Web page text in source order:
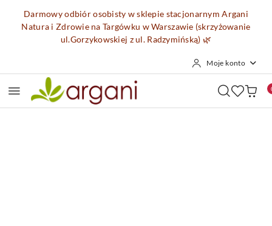
Przejdź do treści głównej
Przejdź do wyszukiwarki
Przejdź do moje konto
Przejdź do menu głównego
Przejdź do opisu produktu
Przejdź do stopki
Darmowy odbiór osobisty w sklepie stacjonarnym Argani
Natura i Zdrowie na Targówku w Warszawie (skrzyżowanie
ul.Gorzykowskiej z ul. Radzymińską) 🌿
Moje konto